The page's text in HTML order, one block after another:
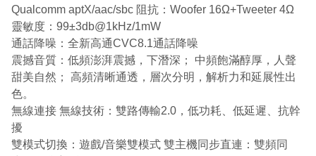
Qualcomm aptX/aac/sbc 阻抗：Woofer 16Ω+Tweeter 4Ω
靈敏度：99±3db@1kHz/1mW
通話降噪：全新高通CVC8.1通話降噪
震撼音質：低頻澎湃震撼，下潛深； 中頻飽滿醇厚，人聲
甜美自然； 高頻清晰通透，層次分明，解析力和延展性出
色。
無線連接 無線技術：雙路傳輸2.0，低功耗、低延遲、抗幹
擾
雙模式切換：遊戲/音樂雙模式 雙主機同步直連：雙頻同